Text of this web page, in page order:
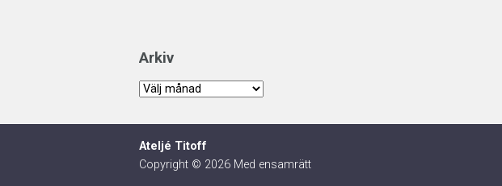
Arkiv
Arkiv
Ateljé Titoff
Copyright © 2026 Med ensamrätt